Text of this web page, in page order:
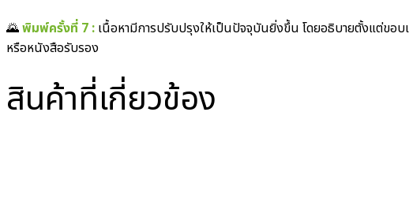
🌄พิมพ์ครั้งที่ 7 : เนื้อหามีการปรับปรุงให้เป็นปัจจุบันยิ่งขึ้น โดยอธิบายตั้งแต่ขอ
หรือหนังสือรับรอง
สินค้าที่เกี่ยวข้อง